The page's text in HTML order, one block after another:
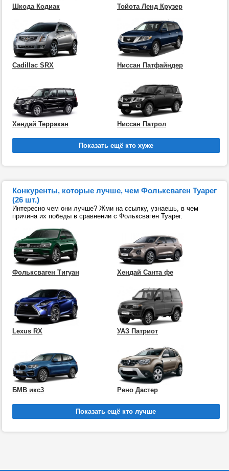
Шкода Кодиак Тойота Ленд Крузер
Cadillac SRX Ниссан Патфайндер
Хендай Терракан Ниссан Патрол
Конкуренты, которые лучше, чем Фольксваген Туарег
(26 шт.)
Интересно чем они лучше? Жми на ссылку, узнаешь, в чем
причина их победы в сравнении с Фольксваген Туарег.
Фольксваген Тигуан Хендай Санта фе
Lexus RX УАЗ Патриот
БМВ икс3 Рено Дастер